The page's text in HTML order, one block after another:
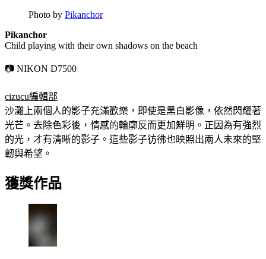
Photo by Pikanchor
Pikanchor
Child playing with their own shadows on the beach
📷 NIKON D7500
cizucu編輯部
沙灘上兩個人的影子充滿歡樂，即使是黑白影像，依然閃耀著
光芒。去除色彩後，情感的輪廓反而更加鮮明。正因為有強烈
的光，才有清晰的影子。這些影子彷彿也映照出兩人未來的堅
韌與希望。
獲獎作品